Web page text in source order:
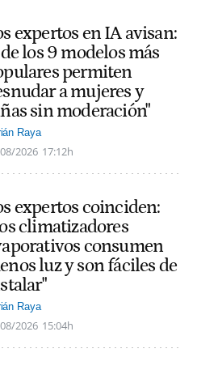
expertos en IA avisan:
los 9 modelos más
permiten
a mujeres y
sin moderación"
Raya
2026 17:12h
expertos coinciden:
climatizadores
consumen
luz y son fáciles de
Raya
2026 15:04h